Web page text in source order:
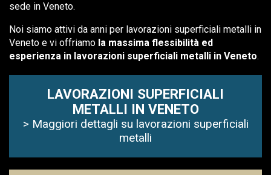
sede in Veneto.
Noi siamo attivi da anni per lavorazioni superficiali metalli in
Veneto e vi offriamo la massima flessibilità ed
esperienza in lavorazioni superficiali metalli in Veneto.
LAVORAZIONI SUPERFICIALI
METALLI IN VENETO
> Maggiori dettagli su lavorazioni superficiali
metalli